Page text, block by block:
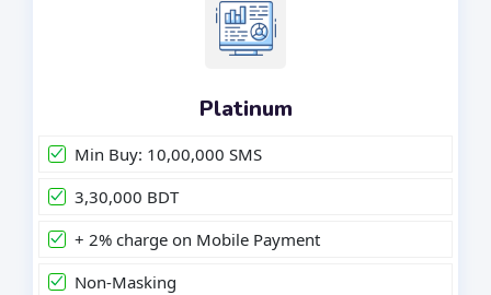
Platinum
Min Buy: 10,00,000 SMS
3,30,000 BDT
+ 2% charge on Mobile Payment
Non-Masking